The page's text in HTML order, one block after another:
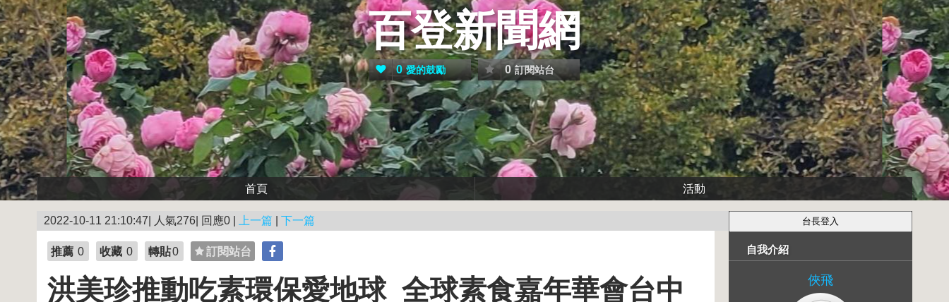
百登新聞網
0 愛的鼓勵 0 訂閱站台
首頁 活動
2022-10-11 21:10:47| 人氣276| 回應0 | 上一篇 下一篇
推薦 0 收藏 0 轉貼0 訂閱站台
洪美珍推動吃素環保愛地球 全球素食嘉年華會台中
自我介紹
俠飛